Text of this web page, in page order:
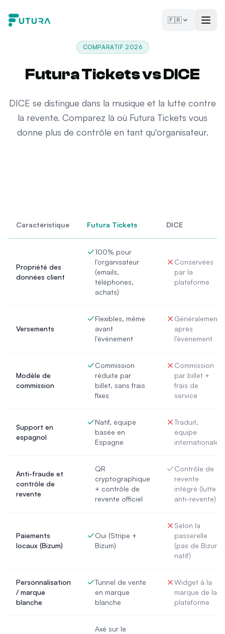
🇫🇷
COMPARATIF 2026
Futura Tickets vs DICE
DICE se distingue dans la musique et la lutte contre
la revente. Comparez là où Futura Tickets vous
donne plus de contrôle en tant qu'organisateur.
Caractéristique Futura Tickets DICE
Propriété des
données client
100% pour
l'organisateur
(emails,
téléphones,
achats)
Conservées
par la
plateforme
Versements
Flexibles, même
avant
l'événement
Généralement
après
l'événement
Modèle de
commission
Commission
réduite par
billet, sans frais
fixes
Commission
par billet +
frais de
service
Support en
espagnol
Natif, équipe
basée en
Espagne
Traduit,
équipe
internationale
Anti-fraude et
contrôle de
revente
QR
cryptographique
+ contrôle de
revente officiel
Contrôle de
revente
intégré (lutte
anti-revente)
Paiements
locaux (Bizum)
Oui (Stripe +
Bizum)
Selon la
passerelle
(pas de Bizum
natif)
Personnalisation
/ marque
blanche
Tunnel de vente
en marque
blanche
Widget à la
marque de la
plateforme
Axé sur le